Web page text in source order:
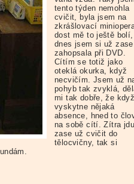
tento týden nemohla
cvičit, byla jsem na
zkrášlovací
dost mě to ještě
dnes jsem si už zase
zahopsala při DVD.
Cítím se totiž jako
oteklá okurka, když
necvičím. Jsem už
pohyb tak zvyklá,
mi tak dobře, že
vyskytne nějaká
absence, hned to
na sobě cítí. Zítra jdu
zase už cvičit do
tělocvičny, tak si